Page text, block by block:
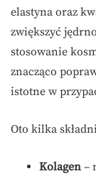
elastyna oraz
zwiększyć
stosowanie
znacząco
istotne w
Oto kilka
Kolagen –